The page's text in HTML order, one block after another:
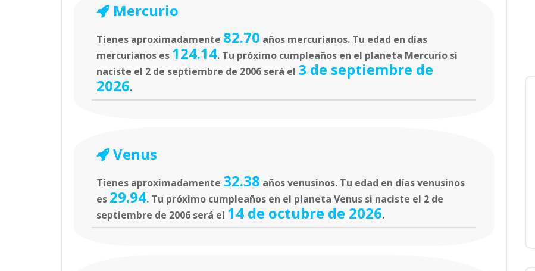
Mercurio
Tienes aproximadamente 82.70 años mercurianos. Tu edad en días
mercurianos es 124.14. Tu próximo cumpleaños en el planeta Mercurio si
naciste el 2 de septiembre de 2006 será el 3 de septiembre de
2026.
Venus
Tienes aproximadamente 32.38 años venusinos. Tu edad en días venusinos
es 29.94. Tu próximo cumpleaños en el planeta Venus si naciste el 2 de
septiembre de 2006 será el 14 de octubre de 2026.